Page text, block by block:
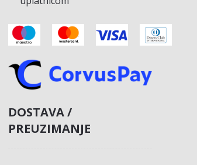
DOSTAVA /
PREUZIMANJE